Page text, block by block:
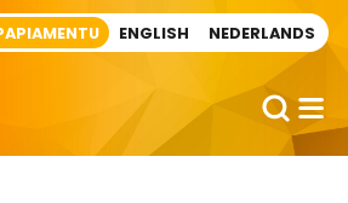
ENGLISH NEDERLANDS